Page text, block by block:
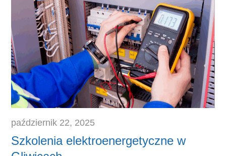
październik 22, 2025
Szkolenia elektroenergetyczne w